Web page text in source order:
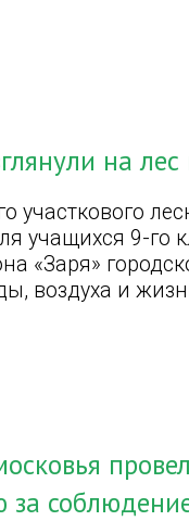
на
участкового
учащихся 9-го
«Заря»
воздуха и